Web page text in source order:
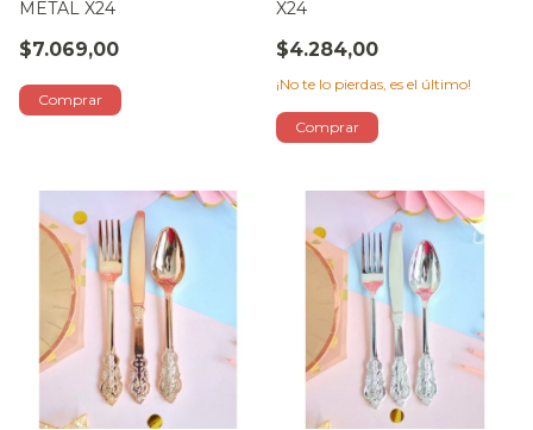
METAL X24
$7.069,00
X24
$4.284,00
¡No te lo pierdas, es el último!